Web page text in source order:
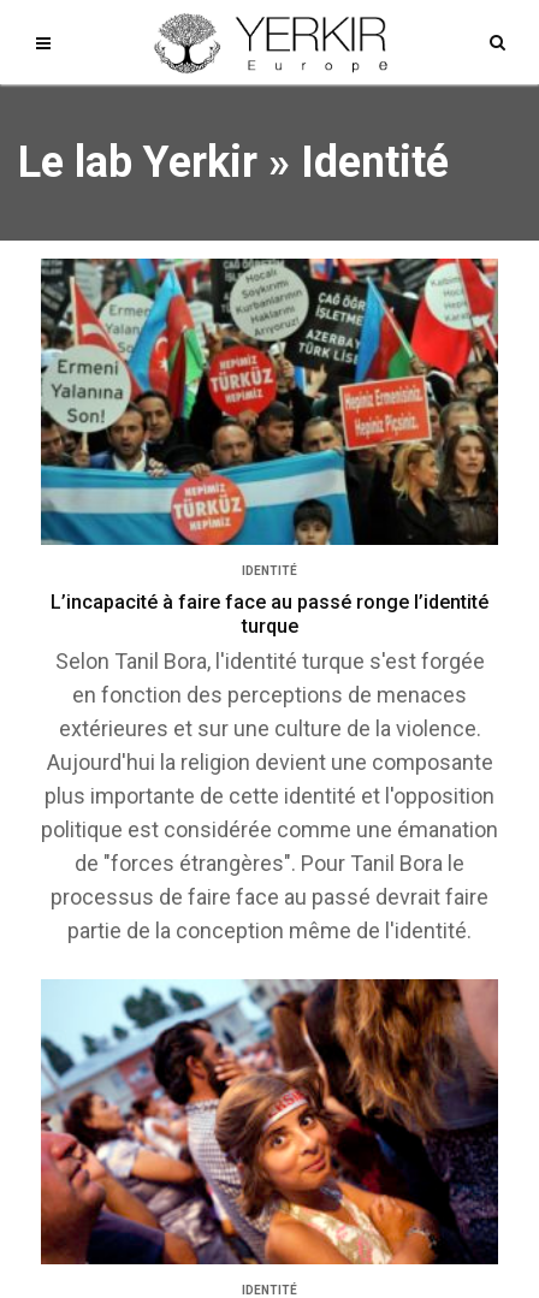
Le lab Yerkir » Identité
IDENTITÉ
L’incapacité à faire face au passé ronge l’identité
turque
Selon Tanil Bora, l'identité turque s'est forgée
en fonction des perceptions de menaces
extérieures et sur une culture de la violence.
Aujourd'hui la religion devient une composante
plus importante de cette identité et l'opposition
politique est considérée comme une émanation
de "forces étrangères". Pour Tanil Bora le
processus de faire face au passé devrait faire
partie de la conception même de l'identité.
IDENTITÉ